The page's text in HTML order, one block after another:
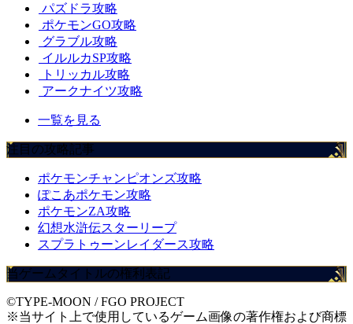
パズドラ攻略
ポケモンGO攻略
グラブル攻略
イルルカSP攻略
トリッカル攻略
アークナイツ攻略
一覧を見る
注目の攻略記事
ポケモンチャンピオンズ攻略
ぽこあポケモン攻略
ポケモンZA攻略
幻想水滸伝スターリープ
スプラトゥーンレイダース攻略
当ゲームタイトルの権利表記
©TYPE-MOON / FGO PROJECT
※当サイト上で使用しているゲーム画像の著作権および商標